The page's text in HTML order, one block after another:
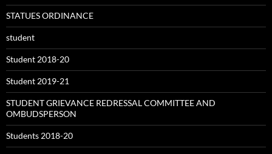
STATUES ORDINANCE
student
Student 2018-20
Student 2019-21
STUDENT GRIEVANCE REDRESSAL COMMITTEE AND
OMBUDSPERSON
Students 2018-20